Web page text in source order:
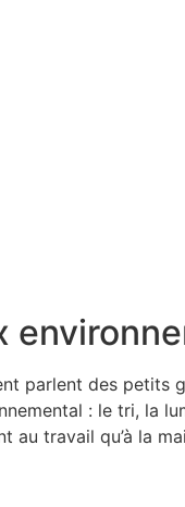
parlent des petits
: le tri, la
au travail qu’à la